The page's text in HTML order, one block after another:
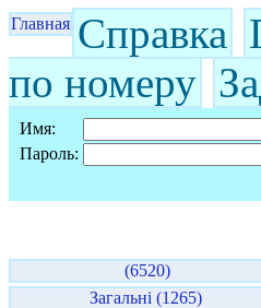
Главная Справка
по номеру
Имя:
Пароль:
(6520)
Загальні (1265)